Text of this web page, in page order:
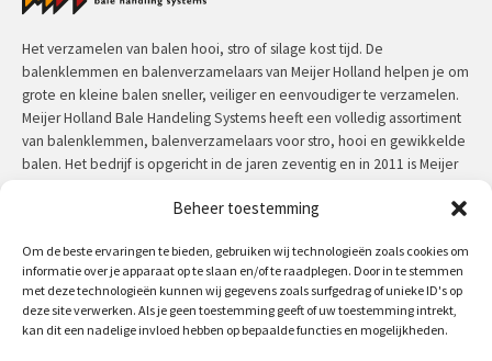
Beheer toestemming
Om de beste ervaringen te bieden, gebruiken wij technologieën zoals cookies om
informatie over je apparaat op te slaan en/of te raadplegen. Door in te stemmen
met deze technologieën kunnen wij gegevens zoals surfgedrag of unieke ID's op
deze site verwerken. Als je geen toestemming geeft of uw toestemming intrekt,
kan dit een nadelige invloed hebben op bepaalde functies en mogelijkheden.
Het verzamelen van balen hooi, stro of silage kost tijd. De
balenklemmen en balenverzamelaars van Meijer Holland helpen je om
grote en kleine balen sneller, veiliger en eenvoudiger te verzamelen.
Meijer Holland Bale Handeling Systems heeft een volledig assortiment
van balenklemmen, balenverzamelaars voor stro, hooi en gewikkelde
balen. Het bedrijf is opgericht in de jaren zeventig en in 2011 is Meijer
hebben een uitzonderlijke kwaliteit en zijn door de jaren heen in
Contact:+31 (0)50 312 64 48/info@meijerholland.com
Volg ons op: